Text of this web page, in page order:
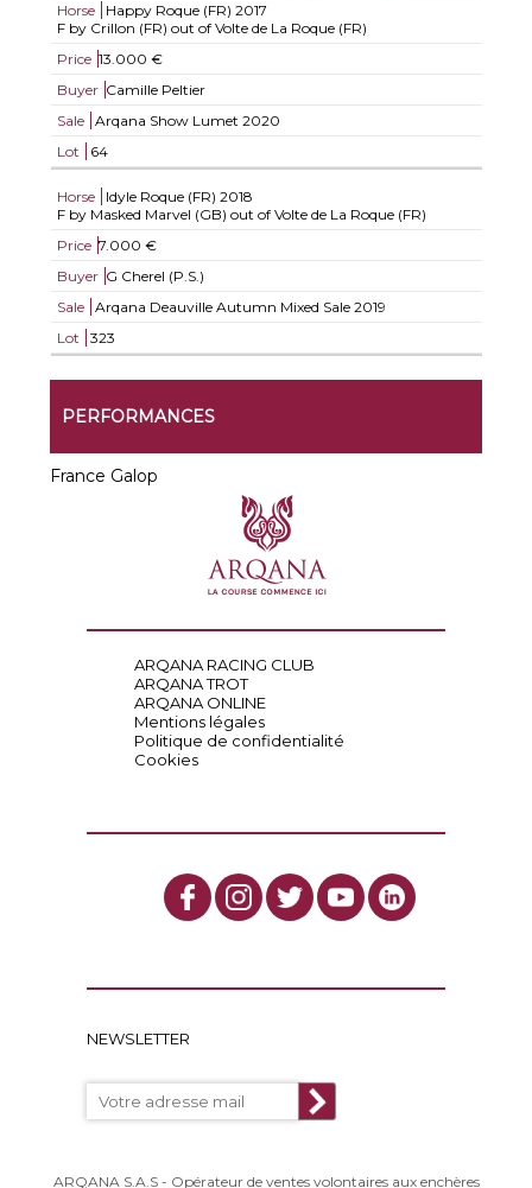
Horse
Happy Roque (FR) 2017
F by Crillon (FR) out of Volte de La Roque (FR)
Price 13.000 €
Buyer Camille Peltier
Sale
Arqana Show Lumet 2020
Lot
64
Horse Idyle Roque (FR) 2018
F by Masked Marvel (GB) out of Volte de La Roque (FR)
Price 7.000 €
Buyer G Cherel (P.S.)
Sale
Arqana Deauville Autumn Mixed Sale 2019
Lot
323
PERFORMANCES
France Galop
ARQANA RACING CLUB
ARQANA TROT
ARQANA ONLINE
Mentions légales
Politique de confidentialité
Cookies
NEWSLETTER
ARQANA S.A.S - Opérateur de ventes volontaires aux enchères